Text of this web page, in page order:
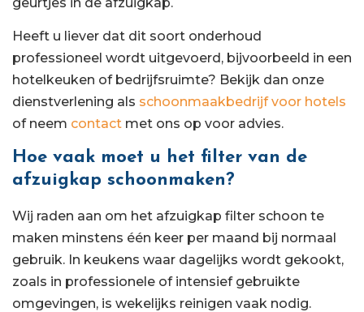
Heeft u liever dat dit soort onderhoud
professioneel wordt uitgevoerd, bijvoorbeeld in een
hotelkeuken of bedrijfsruimte? Bekijk dan onze
dienstverlening als schoonmaakbedrijf voor hotels
of neem contact met ons op voor advies.
Hoe vaak moet u het filter van de
afzuigkap schoonmaken?
Wij raden aan om het afzuigkap filter schoon te
maken minstens één keer per maand bij normaal
gebruik. In keukens waar dagelijks wordt gekookt,
zoals in professionele of intensief gebruikte
omgevingen, is wekelijks reinigen vaak nodig.